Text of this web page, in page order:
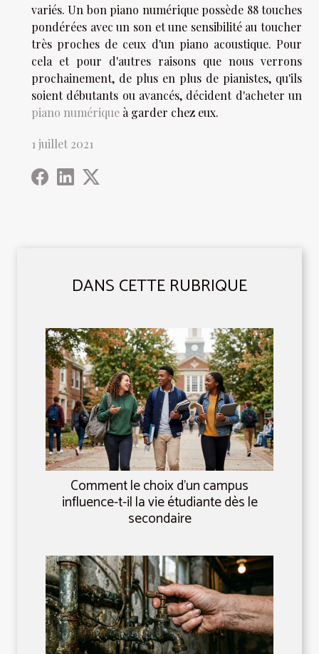
DANS CETTE RUBRIQUE
Comment le choix d’un campus
influence-t-il la vie étudiante dès le
secondaire
variés. Un bon piano numérique possède 88 touches
pondérées avec un son et une sensibilité au toucher
très proches de ceux d'un piano acoustique. Pour
cela et pour d'autres raisons que nous verrons
prochainement, de plus en plus de pianistes, qu'ils
soient débutants ou avancés, décident d'acheter un
piano numérique à garder chez eux.
1 juillet 2021